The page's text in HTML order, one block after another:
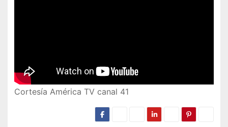
Cortesía América TV canal 41